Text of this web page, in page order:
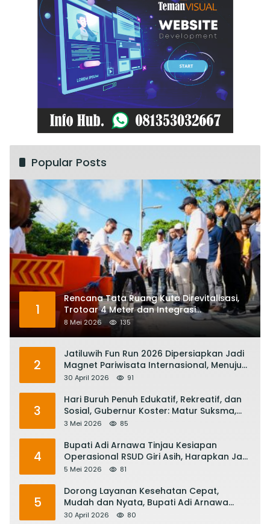
Popular Posts
1
Rencana Tata Ruang Kuta Direvitalisasi,
Trotoar 4 Meter dan Integrasi
Transportasi Listrik
8 Mei 2026 135
2
Jatiluwih Fun Run 2026 Dipersiapkan Jadi
Magnet Pariwisata Internasional, Menuju
Satu Abad Pariwisata Bali
30 April 2026 91
3
Hari Buruh Penuh Edukatif, Rekreatif, dan
Sosial, Gubernur Koster: Matur Suksma,
Keringat Pekerja Mesin Ekonomi Bali
3 Mei 2026 85
4
Bupati Adi Arnawa Tinjau Kesiapan
Operasional RSUD Giri Asih, Harapkan Jadi
RS Rujukan Terbaik
5 Mei 2026 81
5
Dorong Layanan Kesehatan Cepat,
Mudah dan Nyata, Bupati Adi Arnawa
Evaluasi ‘Mantap Nak Badung’
30 April 2026 80